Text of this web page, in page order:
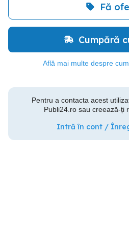
Fă
Cumpără
Află mai multe despre
Pentru a contacta acest
Publi24.ro sau creează-ți
Intră în cont /